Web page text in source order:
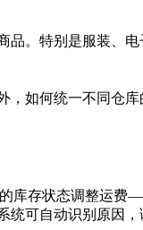
。特别是服装、
如何统一不同仓
库存状态调整运
可自动识别原因，